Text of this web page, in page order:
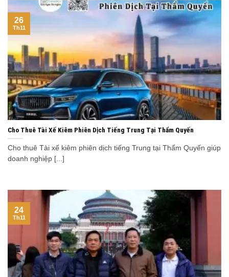
Cho Thuê Tài Xế Kiêm Phiên Dịch Tiếng Trung Tại Thẩm Quyến
Cho thuê Tài xế kiêm phiên dịch tiếng Trung tại Thẩm Quyến giúp
doanh nghiệp [...]
26
Th11
24
Th11